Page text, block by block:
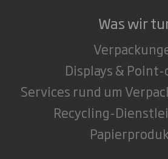
Was wir
Displays &
Services rund um
Recycling-